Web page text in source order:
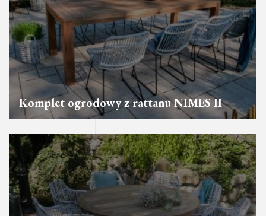
Komplet ogrodowy z rattanu NIMES II